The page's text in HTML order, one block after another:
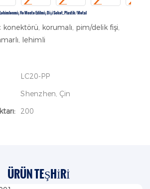
Ve Monte Edilmiş Dişi Soket, Plastik/metal
korumalı, pim/delik fişi,
lehimli
LC20-PP
Shenzhen, Çin
200
ÜRÜN TEŞHIRI